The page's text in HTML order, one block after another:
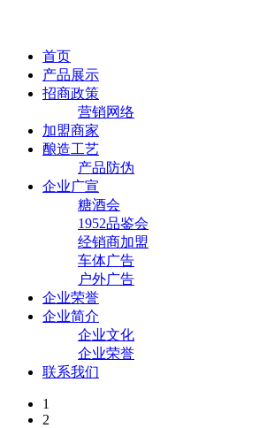
首页
产品展示
招商政策
营销网络
加盟商家
酿造工艺
产品防伪
企业广宣
糖酒会
1952品鉴会
经销商加盟
车体广告
户外广告
企业荣誉
企业简介
企业文化
企业荣誉
联系我们
1
2